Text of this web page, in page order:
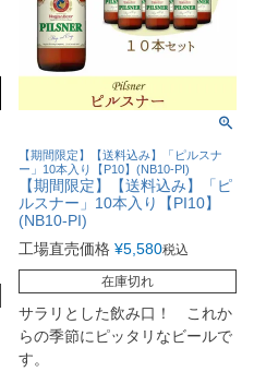
【期間限定】【送料込み】「ピルスナ
ー」10本入り【P10】(NB10-PI)
【期間限定】【送料込み】「ピ
ルスナー」10本入り【PI10】
(NB10-PI)
工場直売価格 ¥5,580税込
在庫切れ
サラリとした飲み口！ これか
らの季節にピッタリなビールで
す。